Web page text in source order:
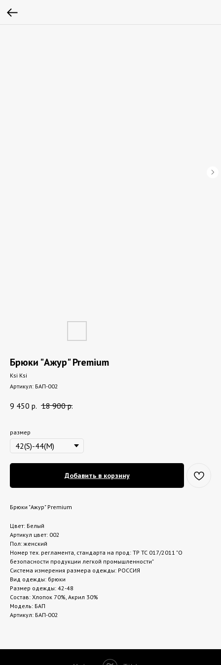
Брюки "Ажур" Premium
Ksi Ksi
Артикул: БАП-002
9 450 р. 18 900 р.
размер
Добавить в корзину
Брюки "Ажур" Premium
Цвет: Белый
Артикул цвет: 002
Пол: женский
Номер тех. регламента, стандарта на прод: ТР ТС 017/2011 "О
безопасности продукции легкой промышленности"
Система измерения размера одежды: РОССИЯ
Вид одежды: брюки
Размер одежды: 42-48
Состав: Хлопок 70%, Акрил 30%
Модель: БАП
Артикул: БАП-002